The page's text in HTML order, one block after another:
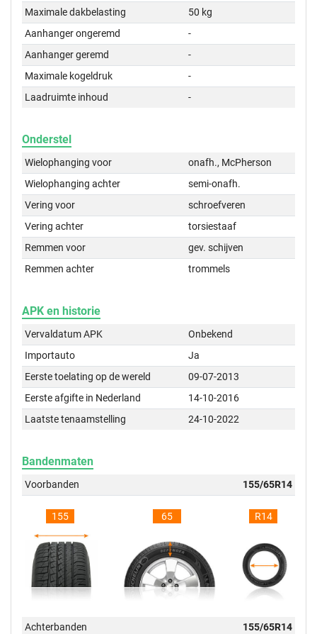
Maximale dakbelasting
50 kg
Aanhanger ongeremd
-
Aanhanger geremd
-
Maximale kogeldruk
-
Laadruimte inhoud
-
Onderstel
Wielophanging voor
onafh., McPherson
Wielophanging achter
semi-onafh.
Vering voor
schroefveren
Vering achter
torsiestaaf
Remmen voor
gev. schijven
Remmen achter
trommels
APK en historie
Vervaldatum APK
Onbekend
Importauto
Ja
Eerste toelating op de wereld
09-07-2013
Eerste afgifte in Nederland
14-10-2016
Laatste tenaamstelling
24-10-2022
Bandenmaten
Voorbanden 155/65R14
155 65 R14
Achterbanden 155/65R14